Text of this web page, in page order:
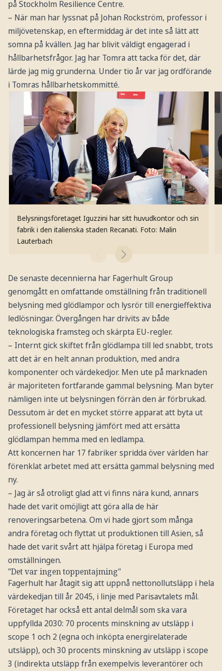
på Stockholm Resilience Centre.
– När man har lyssnat på Johan Rockström, professor i
miljövetenskap, en eftermiddag är det inte så lätt att
somna på kvällen. Jag har blivit väldigt engagerad i
hållbarhetsfrågor. Jag har Tomra att tacka för det, där
lärde jag mig grunderna. Under tio år var jag ordförande
i Tomras hållbarhetskommitté.
Belysningsföretaget Iguzzini har sitt huvudkontor och sin
fabrik i den italienska staden Recanati. Foto: Malin
Lauterbach
De senaste decennierna har Fagerhult Group
genomgått en omfattande omställning från traditionell
belysning med glödlampor och lysrör till energieffektiva
ledlösningar. Övergången har drivits av både
teknologiska framsteg och skärpta EU-regler.
– Internt gick skiftet från glödlampa till led snabbt, trots
att det är en helt annan produktion, med andra
komponenter och värdekedjor. Men ute på marknaden
är majoriteten fortfarande gammal belysning. Man byter
nämligen inte ut belysningen förrän den är förbrukad.
Dessutom är det en mycket större apparat att byta ut
professionell belysning jämfört med att ersätta
glödlampan hemma med en ledlampa.
Att koncernen har 17 fabriker spridda över världen har
förenklat arbetet med att ersätta gammal belysning med
ny.
– Jag är så otroligt glad att vi finns nära kund, annars
hade det varit omöjligt att göra alla de här
renoveringsarbetena. Om vi hade gjort som många
andra företag och flyttat ut produktionen till Asien, så
hade det varit svårt att hjälpa företag i Europa med
omställningen.
"Det var ingen toppentajming"
Fagerhult har åtagit sig att uppnå nettonollutsläpp i hela
värdekedjan till år 2045, i linje med Parisavtalets mål.
Företaget har också ett antal delmål som ska vara
uppfyllda 2030: 70 procents minskning av utsläpp i
scope 1 och 2 (egna och inköpta energirelaterade
utsläpp), och 30 procents minskning av utsläpp i scope
3 (indirekta utsläpp från exempelvis leverantörer och